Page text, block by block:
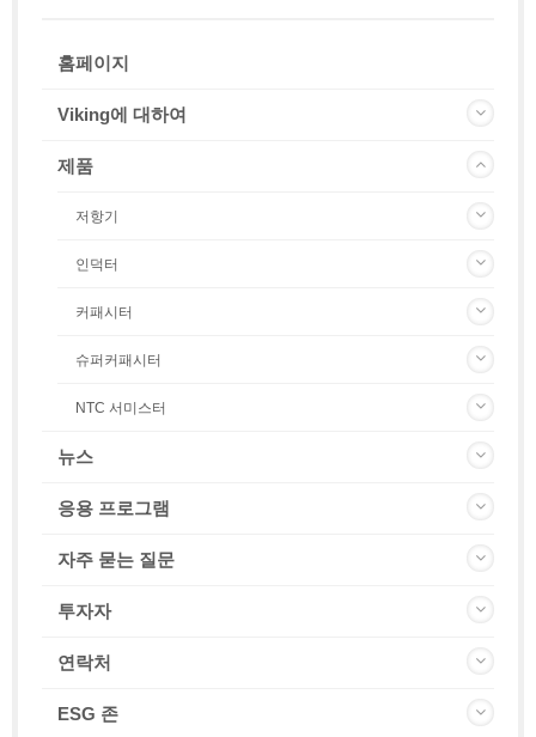
홈페이지
Viking에 대하여
제품
저항기
인덕터
커패시터
슈퍼커패시터
NTC 서미스터
뉴스
응용 프로그램
자주 묻는 질문
투자자
연락처
ESG 존